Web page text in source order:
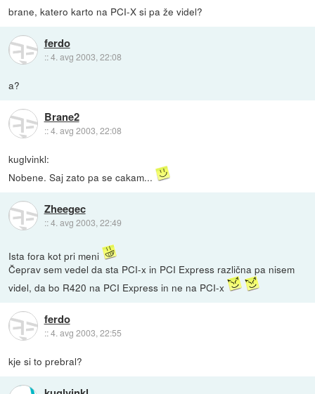
brane, katero karto na PCI-X si pa že videl?
ferdo
::4. avg 2003, 22:08
a?
Brane2
::4. avg 2003, 22:08
kuglvinkl:
Nobene. Saj zato pa se cakam...
Zheegec
::4. avg 2003, 22:49
Ista fora kot pri meni
Čeprav sem vedel da sta PCI-x in PCI Express različna pa nisem
videl, da bo R420 na PCI Express in ne na PCI-x
ferdo
::4. avg 2003, 22:55
kje si to prebral?